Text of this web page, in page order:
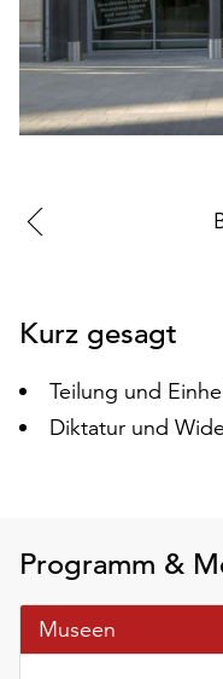
auf
„Alle
akzeptieren“,
um
alle
akzeptieren.
Einverständnis
jederzeit
ändern
und
widerrufen.
am
Ende
der
Seite
die
Kurz gesagt
Teilung und
Diktatur und
Programm &
Museen